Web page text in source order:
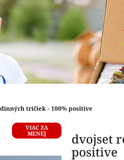
tričiek - 100% positive
VIAC ZA
MENEJ
dvojset
positive